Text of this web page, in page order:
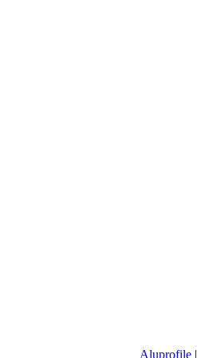
Aluprofile|